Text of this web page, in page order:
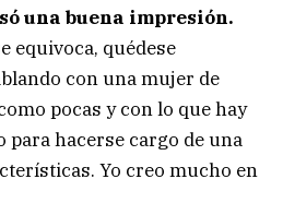
una buena impresión.
equivoca, quédese
con una mujer de
pocas y con lo que hay
para hacerse cargo de una
Yo creo mucho en